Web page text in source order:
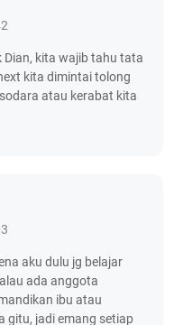
kita wajib tahu tata
kita dimintai tolong
atau kerabat kita
aku dulu jg belajar
ada anggota
ibu atau
gitu, jadi emang setiap